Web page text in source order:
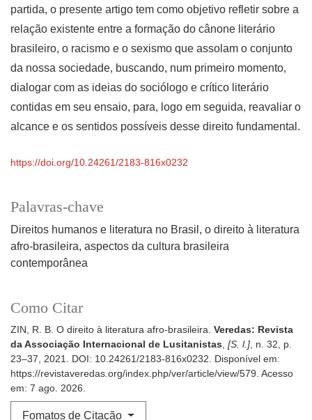
Palavras-chave
Direitos humanos e literatura no Brasil
o direito à literatura
afro-brasileira aspectos da cultura brasileira
contemporânea
Como Citar
ZIN, R. B. O direito à literatura afro-brasileira. Veredas: Revista
da Associação Internacional de Lusitanistas, [S. l.], n. 32, p.
23–37, 2021. DOI: 10.24261/2183-816x0232. Disponível em:
https://revistaveredas.org/index.php/ver/article/view/579. Acesso
em: 7 ago. 2026.
Fomatos de Citação
partida, o presente artigo tem como objetivo refletir sobre a
relação existente entre a formação do cânone literário
brasileiro, o racismo e o sexismo que assolam o conjunto
da nossa sociedade, buscando, num primeiro momento,
dialogar com as ideias do sociólogo e crítico literário
contidas em seu ensaio, para, logo em seguida, reavaliar o
alcance e os sentidos possíveis desse direito fundamental.
https://doi.org/10.24261/2183-816x0232